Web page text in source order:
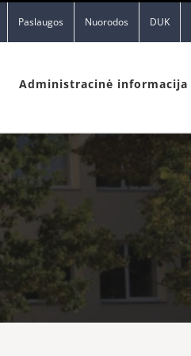
Paslaugos Nuorodos DUK
Administracinė informacija